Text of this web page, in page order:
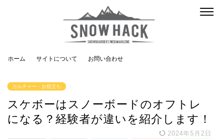
ホーム サイトについて お問い合わせ
カルチャー・お役立ち
スケボーはスノーボードのオフトレ
になる？経験者が違いを紹介します！
2024年5月2日